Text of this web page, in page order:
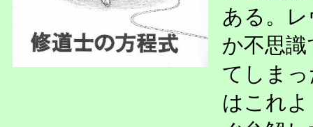
ある。
か不思
てしま
はこれ